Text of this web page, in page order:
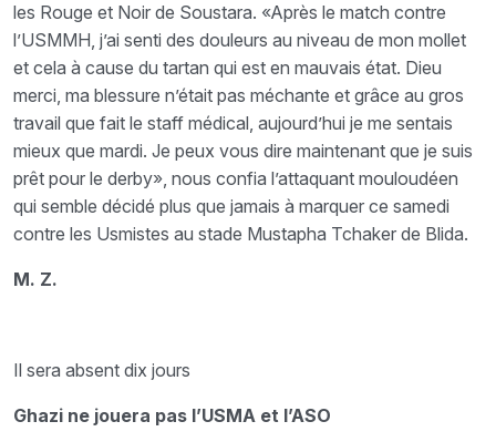
les Rouge et Noir de Soustara. «Après le match contre
l’USMMH, j’ai senti des douleurs au niveau de mon mollet
et cela à cause du tartan qui est en mauvais état. Dieu
merci, ma blessure n’était pas méchante et grâce au gros
travail que fait le staff médical, aujourd’hui je me sentais
mieux que mardi. Je peux vous dire maintenant que je suis
prêt pour le derby», nous confia l’attaquant mouloudéen
qui semble décidé plus que jamais à marquer ce samedi
contre les Usmistes au stade Mustapha Tchaker de Blida.
M. Z.
Il sera absent dix jours
Ghazi ne jouera pas l’USMA et l’ASO